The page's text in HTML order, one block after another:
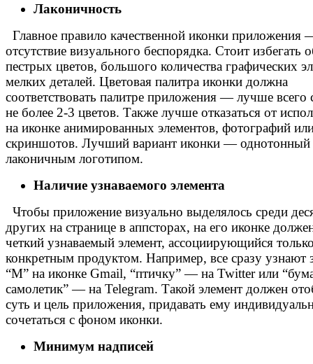
Лаконичность
Главное правило качественной иконки приложения
отсутствие визуального беспорядка. Стоит избегать
пестрых цветов, большого количества графических
мелких деталей. Цветовая палитра иконки должна
соответствовать палитре приложения — лучше всего
не более 2-3 цветов. Также лучше отказаться от
на иконке анимированных элементов, фотографий
скриншотов. Лучший вариант иконки — однотонный
лаконичным логотипом.
Наличие узнаваемого элемента
Чтобы приложение визуально выделялось среди
других на странице в аппсторах, на его иконке
четкий узнаваемый элемент, ассоциирующийся
конкретным продуктом. Например, все сразу узнают
“М” на иконке Gmail, “птичку” — на Twitter или
самолетик” — на Telegram. Такой элемент должен
суть и цель приложения, придавать ему
сочетаться с фоном иконки.
Минимум надписей